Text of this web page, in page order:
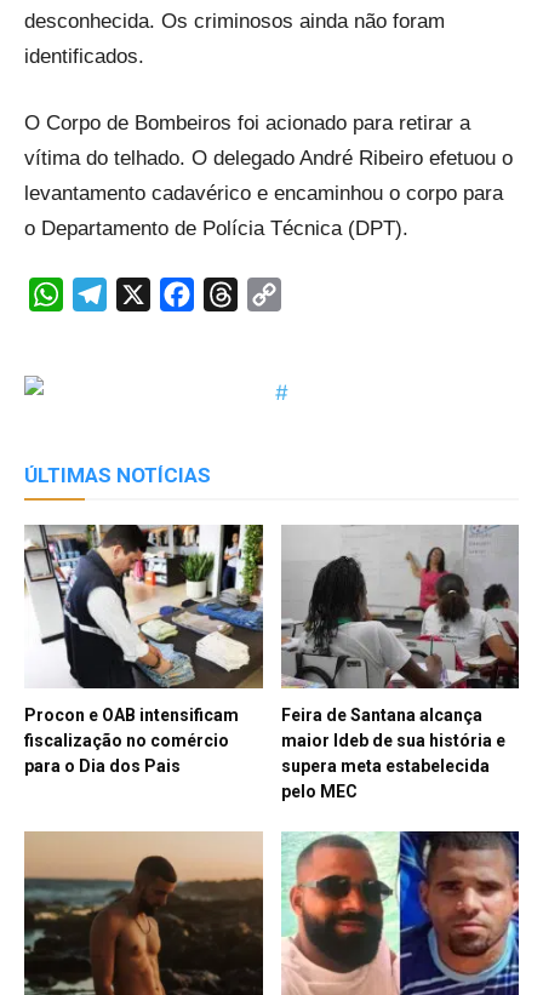
desconhecida. Os criminosos ainda não foram
identificados.
O Corpo de Bombeiros foi acionado para retirar a
vítima do telhado. O delegado André Ribeiro efetuou o
levantamento cadavérico e encaminhou o corpo para
o Departamento de Polícia Técnica (DPT).
WhatsAppTelegram FacebookThreads
ÚLTIMAS NOTÍCIAS
Procon e OAB intensificam
fiscalização no comércio
para o Dia dos Pais
Feira de Santana alcança
maior Ideb de sua história e
supera meta estabelecida
pelo MEC